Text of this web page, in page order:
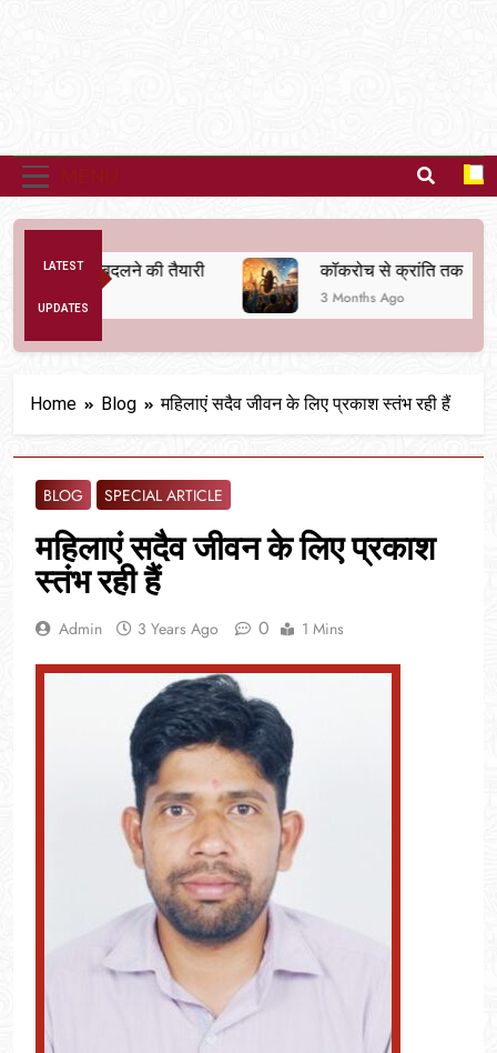
LATEST
UPDATES
बदलने की तैयारी कॉकरोच से क्रांति तक
3 Months Ago
Home Blog महिलाएं सदैव जीवन के लिए प्रकाश स्तंभ रही हैं
BLOG SPECIAL ARTICLE
महिलाएं सदैव जीवन के लिए प्रकाश
स्तंभ रही हैं
Admin 3 Years Ago 0 1 Mins